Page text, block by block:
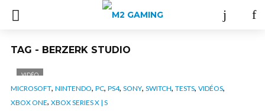
TAG - BERZERK STUDIO
VIDÉO
MICROSOFT, NINTENDO, PC, PS4, SONY, SWITCH, TESTS, VIDÉOS,
XBOX ONE, XBOX SERIES X | S